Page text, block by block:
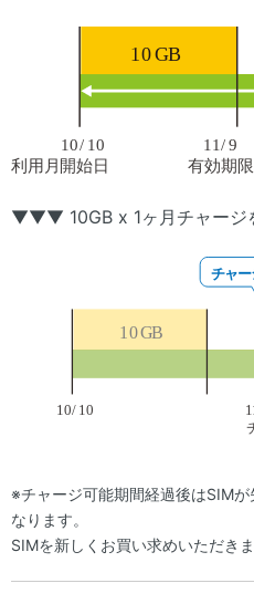
▼▼▼ 10GB x 1ヶ月チャージ
※チャージ可能期間経過後はSIM
なります。
SIMを新しくお買い求めいただき